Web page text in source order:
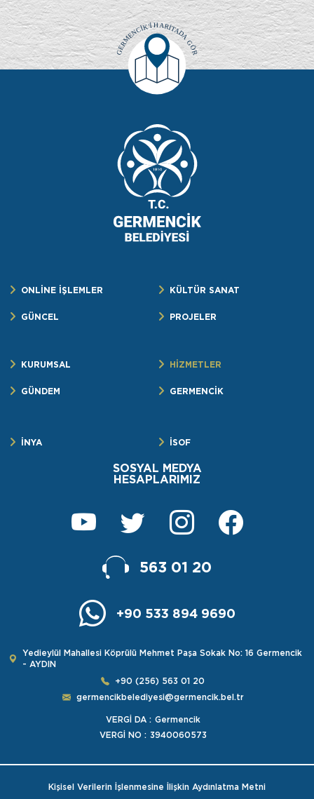
ONLİNE İŞLEMLER KÜLTÜR SANAT
GÜNCEL PROJELER
KURUMSAL HİZMETLER
GÜNDEM GERMENCİK
İNYA İSOF
SOSYAL MEDYA
HESAPLARIMIZ
563 01 20
+90 533 894 9690
Yedieylül Mahallesi Köprülü Mehmet Paşa Sokak No: 16 Germencik
- AYDIN
+90 (256) 563 01 20
germencikbelediyesi@germencik.bel.tr
VERGİ DA : Germencik
VERGİ NO : 3940060573
Kişisel Verilerin İşlenmesine İlişkin Aydınlatma Metni